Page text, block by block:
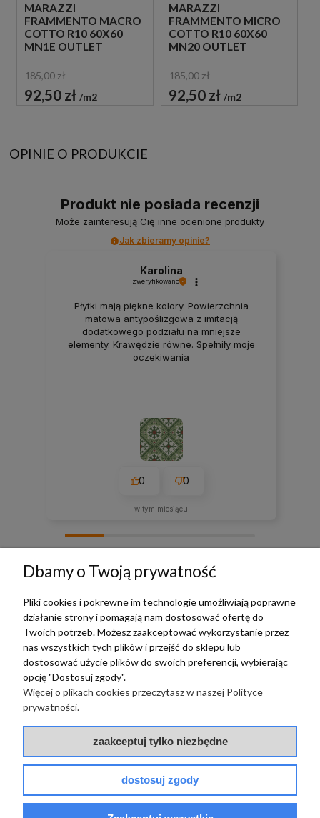
MARAZZI
FRAMMENTO MACRO
COTTO R10 60X60
MN1E OUTLET
185,00 zł
92,50 zł m2
MARAZZI
FRAMMENTO MICRO
COTTO R10 60X60
MN20 OUTLET
185,00 zł
92,50 zł m2
OPINIE O PRODUKCIE
Produkt nie posiada recenzji
Może zainteresują Cię inne ocenione produkty
Jak zbieramy opinie?
Karolina
zweryfikowano
Płytki mają piękne kolory. Powierzchnia
matowa antypoślizgowa z imitacją
dodatkowego podziału na mniejsze
elementy. Krawędzie równe. Spełniły moje
oczekiwania
0 0
w tym miesiącu
TERRADECO
BAZA WIEDZY
PŁATNOŚCI I DOSTAWA
Dbamy o Twoją prywatność
Pliki cookies i pokrewne im technologie umożliwiają poprawne
działanie strony i pomagają nam dostosować ofertę do
Twoich potrzeb. Możesz zaakceptować wykorzystanie przez
nas wszystkich tych plików i przejść do sklepu lub
dostosować użycie plików do swoich preferencji, wybierając
opcję "Dostosuj zgody".
Więcej o plikach cookies przeczytasz w naszej Polityce
prywatności.
zaakceptuj tylko niezbędne
dostosuj zgody